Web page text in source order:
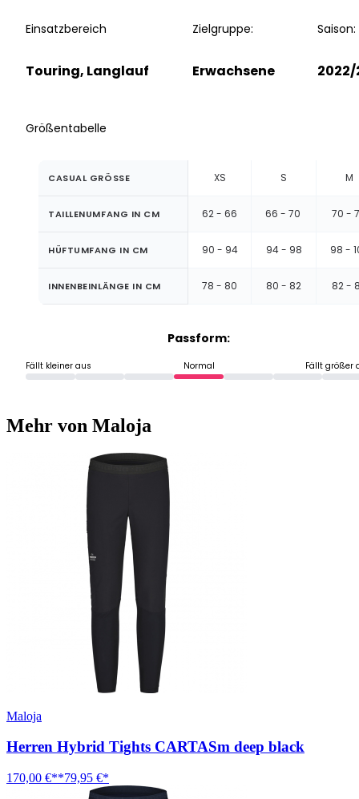
Einsatzbereich
Touring, Langlauf
Zielgruppe:
Erwachsene
Saison:
2022/
Größentabelle
CASUAL GRÖSSE XS S M
TAILLENUMFANG IN CM 62 - 66 66 - 70 70 -
HÜFTUMFANG IN CM 90 - 94 94 - 98 98 -
INNENBEINLÄNGE IN CM 78 - 80 80 - 82 82 -
Passform:
Fällt kleiner aus Normal Fällt größer
Mehr von Maloja
Maloja
Herren Hybrid Tights CARTASm deep black
170,00 €**79,95 €*